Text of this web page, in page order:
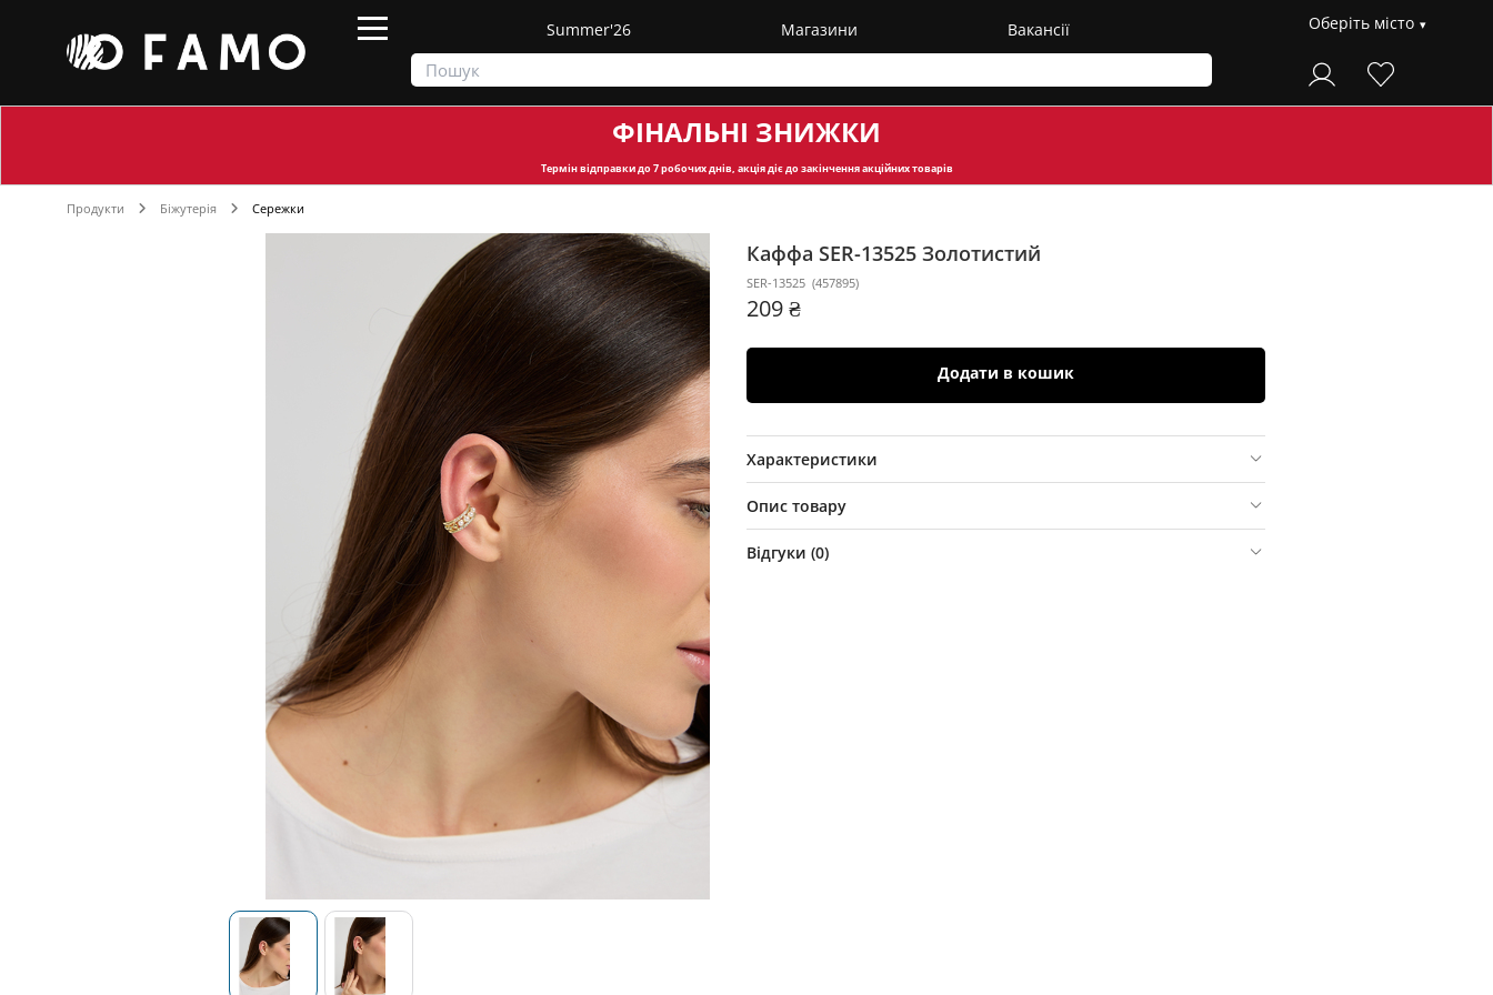
Summer'26 Магазини Вакансії Оберіть місто
ФІНАЛЬНІ ЗНИЖКИ
Термін відправкидо 7 робочих днів, акція діє до закінчення акційних товарів
Продукти Біжутерія Сережки
Каффа SER-13525 Золотистий
SER-13525 (457895)
209 ₴
Додати в кошик
Характеристики
Опис товару
Відгуки (0)